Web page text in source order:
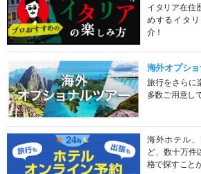
イタリア在住
めするイタ
介！
海外オプシ
旅行をさらに
多数ご用意し
海外ホテル
ど、数十万件
格で探すこと